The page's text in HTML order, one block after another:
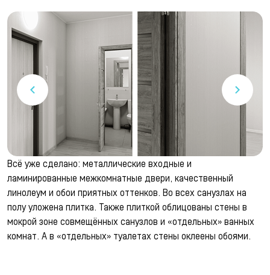
Всё уже сделано: металлические входные и
ламинированные межкомнатные двери, качественный
линолеум и обои приятных оттенков. Во всех санузлах на
полу уложена плитка. Также плиткой облицованы стены в
мокрой зоне совмещённых санузлов и «отдельных» ванных
комнат. А в «отдельных» туалетах стены оклеены обоями.